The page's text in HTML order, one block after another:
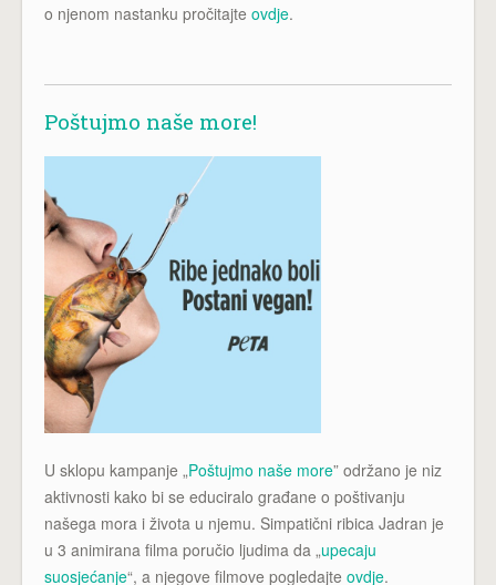
o njenom nastanku pročitajte ovdje.
Poštujmo naše more!
U sklopu kampanje „Poštujmo naše more” održano je niz
aktivnosti kako bi se educiralo građane o poštivanju
našega mora i života u njemu. Simpatični ribica Jadran je
u 3 animirana filma poručio ljudima da „upecaju
suosjećanje“, a njegove filmove pogledajte ovdje.